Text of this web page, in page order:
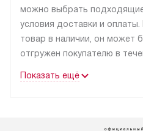
можно выбрать
условия доставки и оплаты.
товар в наличии, он может
отгружен покупателю в
Показать ещё